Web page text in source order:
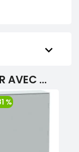
keyboard_arrow_down
AVEC ...
%